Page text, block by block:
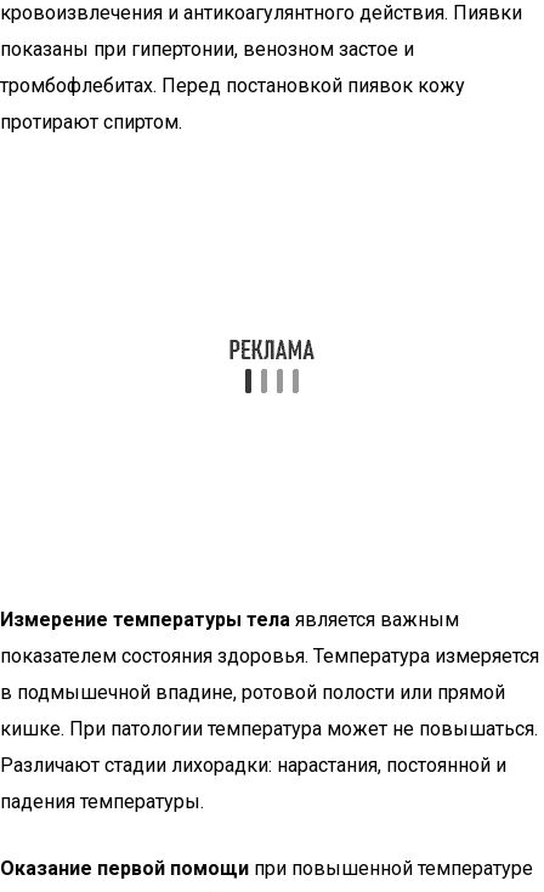
кровоизвлечения и антикоагулянтного действия. Пиявки
показаны при гипертонии, венозном застое и
тромбофлебитах. Перед постановкой пиявок кожу
протирают спиртом.
Измерение температуры тела является важным
показателем состояния здоровья. Температура измеряется
в подмышечной впадине, ротовой полости или прямой
кишке. При патологии температура может не повышаться.
Различают стадии лихорадки: нарастания, постоянной и
падения температуры.
Оказание первой помощи при повышенной температуре